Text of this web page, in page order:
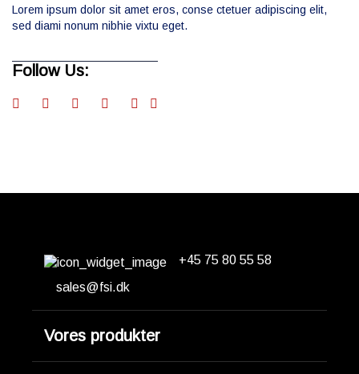
Lorem ipsum dolor sit amet eros, conse ctetuer adipiscing elit,
sed diami nonum nibhie vixtu eget.
Follow Us:
Erhvervsparken 14
DK-7160 Tørring
+45 75 80 55 58
sales@fsi.dk
Vores produkter